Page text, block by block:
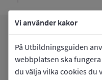
Vi använder kakor
På Utbildningsguiden
webbplatsen ska
du välja vilka cookies du
Gå till
Mina favoriterfavorite